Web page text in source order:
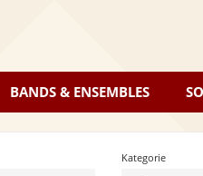
BANDS & ENSEMBLES
Kategorie